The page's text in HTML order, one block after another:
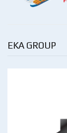
EKA GROUP